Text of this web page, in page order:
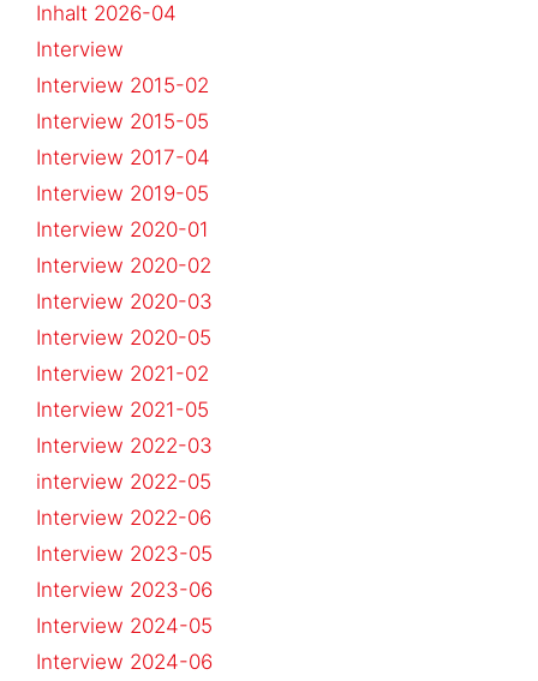
Inhalt 2026-04
Interview
Interview 2015-02
Interview 2015-05
Interview 2017-04
Interview 2019-05
Interview 2020-01
Interview 2020-02
Interview 2020-03
Interview 2020-05
Interview 2021-02
Interview 2021-05
Interview 2022-03
interview 2022-05
Interview 2022-06
Interview 2023-05
Interview 2023-06
Interview 2024-05
Interview 2024-06